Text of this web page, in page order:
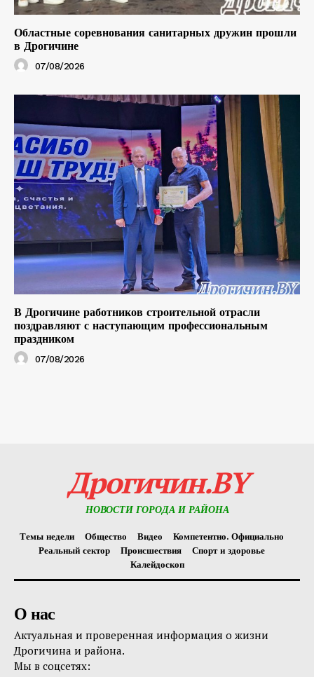
Областные соревнования санитарных дружин прошли
в Дрогичине
07/08/2026
В Дрогичине работников строительной отрасли
поздравляют с наступающим профессиональным
праздником
07/08/2026
Дрогичин.BY
НОВОСТИ ГОРОДА И РАЙОНА
Темы недели Общество Видео
Компетентно. Официально
Реальный сектор
Происшествия
Спорт и здоровье
Калейдоскоп
О нас
Актуальная и проверенная информация о жизни
Дрогичина и района.
Мы в соцсетях: